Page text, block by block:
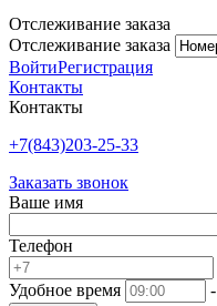
Отслеживание заказа
Отслеживание заказа
ВойтиРегистрация
Контакты
Контакты
+7(843)203-25-33
Заказать звонок
Ваше имя
Телефон
Удобное время -